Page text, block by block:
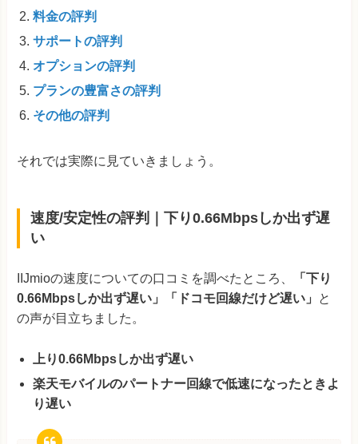
料金の評判
サポートの評判
オプションの評判
プランの豊富さの評判
その他の評判
それでは実際に見ていきましょう。
速度/安定性の評判｜下り0.66Mbpsしか出ず遅
い
IIJmioの速度についての口コミを調べたところ、
「下り
0.66Mbpsしか出ず遅い」「ドコモ回線だけど遅い」
と
の声が目立ちました。
上り0.66Mbpsしか出ず遅い
楽天モバイルのパートナー回線で低速になったときよ
り遅い